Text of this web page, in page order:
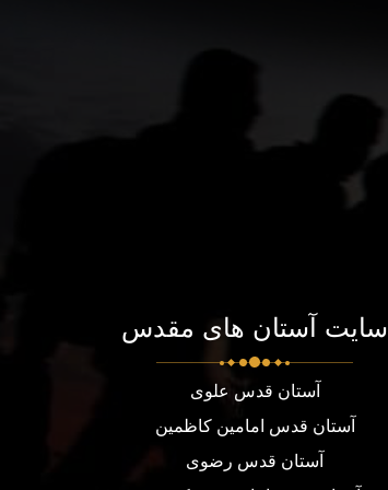
سایت آستان های مقدس
آستان قدس علوی
آستان قدس امامین کاظمین
آستان قدس رضوی